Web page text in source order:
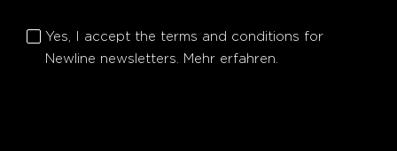
Yes, I accept the terms and conditions for
Newline newsletters. Mehr erfahren.